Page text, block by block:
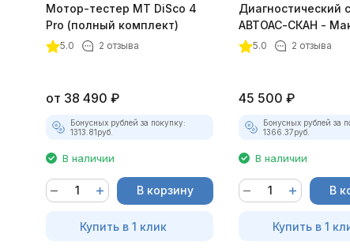
покупателей
Мотор-тестер MT DiSco 4
Pro (полный комплект)
5.0 2 отзыва
от 38 490 ₽
Бонусных рублей за покупку:
1313.81руб.
В наличии
В корзину
Купить в 1 клик
Диагностический
АВТОАС-СКАН -
5.0 2 отзыва
45 500 ₽
Бонусных рублей за
1366.37руб.
В наличии
В
Купить в 1